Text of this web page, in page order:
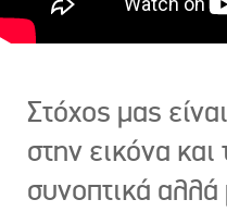
Στόχος μας
στην εικόνα
συνοπτικά